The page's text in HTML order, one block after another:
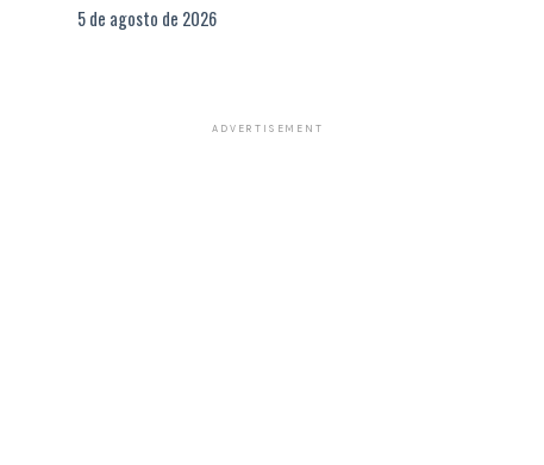
5 de agosto de 2026
ADVERTISEMENT